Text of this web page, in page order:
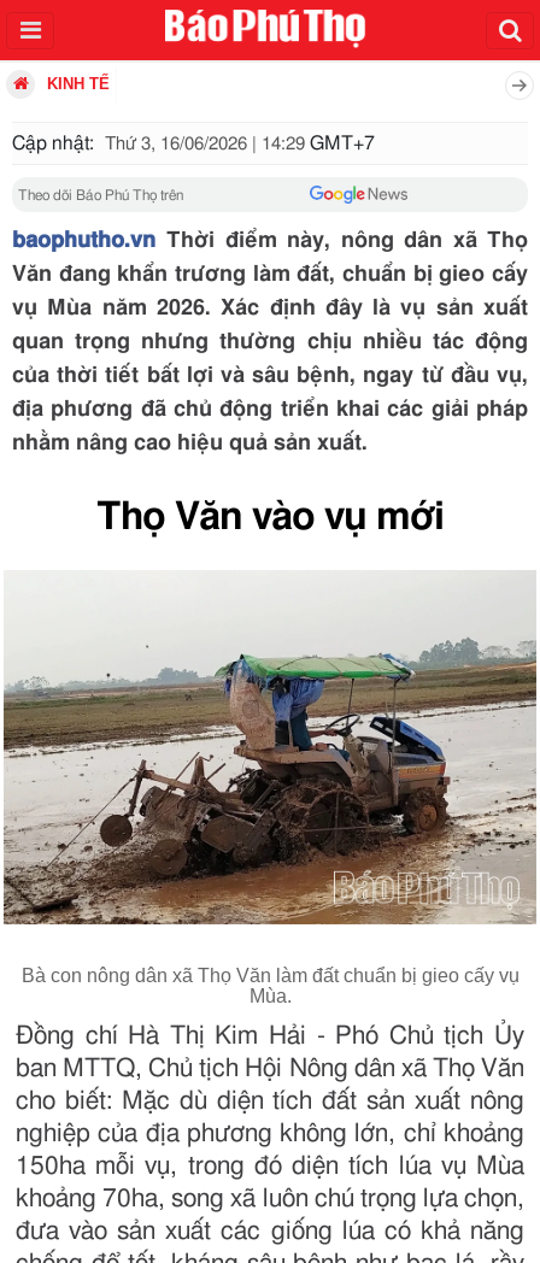
KINH TẾ
Cập nhật: Thứ 3, 16/06/2026 | 14:29 GMT+7
Theo dõi Báo Phú Thọ trên
baophutho.vn Thời điểm này, nông dân xã Thọ
Văn đang khẩn trương làm đất, chuẩn bị gieo cấy
vụ Mùa năm 2026. Xác định đây là vụ sản xuất
quan trọng nhưng thường chịu nhiều tác động
của thời tiết bất lợi và sâu bệnh, ngay từ đầu vụ,
địa phương đã chủ động triển khai các giải pháp
nhằm nâng cao hiệu quả sản xuất.
Thọ Văn vào vụ mới
Bà con nông dân xã Thọ Văn làm đất chuẩn bị gieo cấy vụ
Mùa.
Đồng chí Hà Thị Kim Hải - Phó Chủ tịch Ủy
ban MTTQ, Chủ tịch Hội Nông dân xã Thọ Văn
cho biết: Mặc dù diện tích đất sản xuất nông
nghiệp của địa phương không lớn, chỉ khoảng
150ha mỗi vụ, trong đó diện tích lúa vụ Mùa
khoảng 70ha, song xã luôn chú trọng lựa chọn,
đưa vào sản xuất các giống lúa có khả năng